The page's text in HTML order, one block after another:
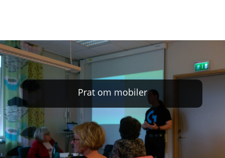
Prat om mobiler